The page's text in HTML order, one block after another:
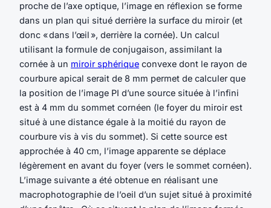
proche de l’axe optique, l’image en réflexion se forme
dans un plan qui situé derrière la surface du miroir (et
donc « dans l’œil », derrière la cornée). Un calcul
utilisant la formule de conjugaison, assimilant la
cornée à un miroir sphérique convexe dont le rayon de
courbure apical serait de 8 mm permet de calculer que
la position de l’image PI d’une source située à l’infini
est à 4 mm du sommet cornéen (le foyer du miroir est
situé à une distance égale à la moitié du rayon de
courbure vis à vis du sommet). Si cette source est
approchée à 40 cm, l’image apparente se déplace
légèrement en avant du foyer (vers le sommet cornéen).
L’image suivante a été obtenue en réalisant une
macrophotographie de l’oeil d’un sujet situé à proximité